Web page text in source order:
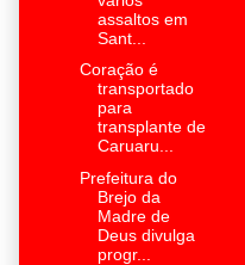
assaltos em
Sant...
Coração é
transportado
para
transplante de
Caruaru...
Prefeitura do
Brejo da
Madre de
Deus divulga
progr...